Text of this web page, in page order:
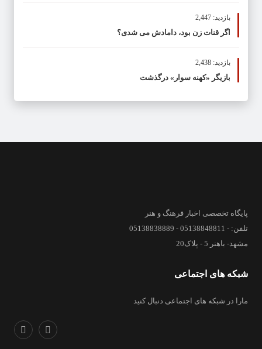
بازدید: 2,447
اگر قنات زن بود، دامادش می شدی؟
بازدید: 2,438
بازیگر «کهنه سوار» درگذشت
پایگاه تخصصی اخبار فرهنگ و هنر
تلفن: - 05138848811 - 05138838889
مشهد- باهنر 5 - پلاک20
شبکه های اجتماعی
مارا در شبکه های اجتماعی دنبال کنید